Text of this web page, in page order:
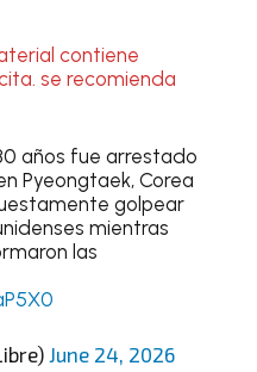
contiene
se recomienda
años fue arrestado
Pyeongtaek, Corea
golpear
mientras
las
June 24, 2026